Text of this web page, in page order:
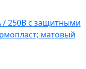
/ 250В с защитными
матовый